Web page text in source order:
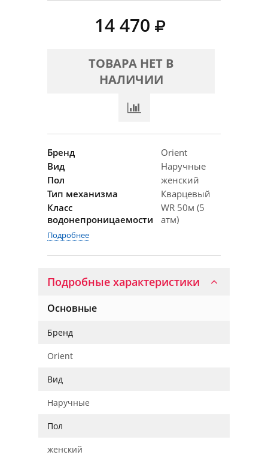
14 470
ТОВАРА НЕТ В
НАЛИЧИИ
Бренд
Orient
Вид
Наручные
Пол
женский
Тип механизма
Кварцевый
Класс
водонепроницаемости
WR 50м (5
атм)
Подробнее
Подробные характеристики
Основные
Бренд
Orient
Вид
Наручные
Пол
женский